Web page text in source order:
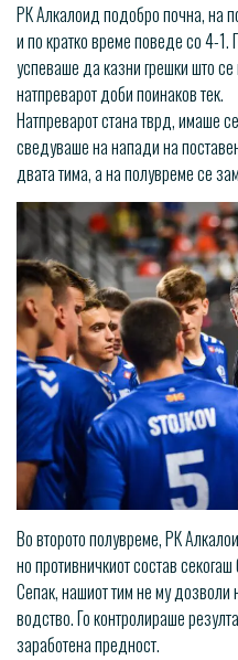
РК Алкалоид подобро почна, на
и по кратко време поведе со 4-1.
успеваше да казни грешки што
натпреварот доби поинаков тек.
Натпреварот стана тврд, имаше
сведуваше на напади на
двата тима, а на полувреме се
Во второто полувреме, РК
но противничкиот состав
Сепак, нашиот тим не му дозволи
водство. Го контролираше
заработена предност.